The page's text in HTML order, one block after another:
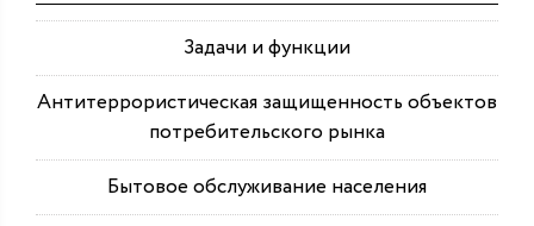
Задачи и функции
Антитеррористическая защищенность объектов
потребительского рынка
Бытовое обслуживание населения